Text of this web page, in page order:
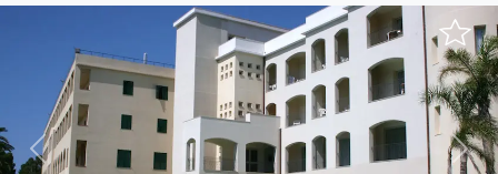
Previous Next